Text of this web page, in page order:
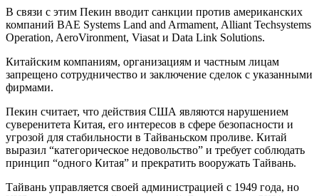
В связи с этим Пекин вводит санкции против американских
компаний BAE Systems Land and Armament, Alliant Techsystems
Operation, AeroVironment, Viasat и Data Link Solutions.
Китайским компаниям, организациям и частным лицам
запрещено сотрудничество и заключение сделок с указанными
фирмами.
Пекин считает, что действия США являются нарушением
суверенитета Китая, его интересов в сфере безопасности и
угрозой для стабильности в Тайваньском проливе. Китай
выразил “категорическое недовольство” и требует соблюдать
принцип “одного Китая” и прекратить вооружать Тайвань.
Тайвань управляется своей администрацией с 1949 года, но